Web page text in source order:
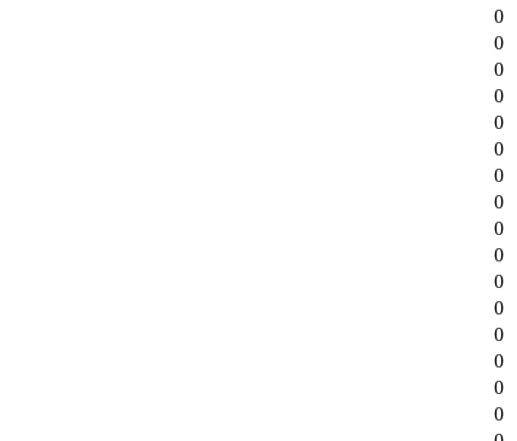
0
0
0
0
0
0
0
0
0
0
0
0
0
0
0
0